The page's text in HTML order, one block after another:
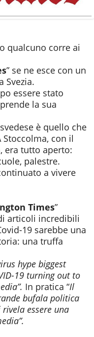
qualcuno corre ai
” se ne esce con un
Svezia.
essere stato
la sua
è quello che
con il
era tutto aperto:
palestre.
a vivere
Times”
articoli incredibili
19 sarebbe una
una truffa
hype biggest
19 turning out to
In pratica “Il
bufala politica
rivela essere una